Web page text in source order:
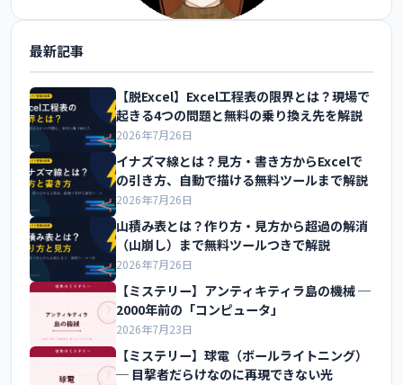
最新記事
【脱Excel】Excel工程表の限界とは？現場で
起きる4つの問題と無料の乗り換え先を解説
2026年7月26日
イナズマ線とは？見方・書き方からExcelで
の引き方、自動で描ける無料ツールまで解説
2026年7月26日
山積み表とは？作り方・見方から超過の解消
（山崩し）まで無料ツールつきで解説
2026年7月26日
【ミステリー】アンティキティラ島の機械 ─
2000年前の「コンピュータ」
2026年7月23日
【ミステリー】球電（ボールライトニング）
─ 目撃者だらけなのに再現できない光